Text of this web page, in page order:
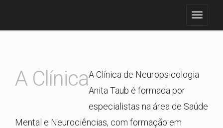
A ClínicaA Clínica de Neuropsicologia
Anita Taub é formada por
especialistas na área de Saúde
Mental e Neurociências, com formação em